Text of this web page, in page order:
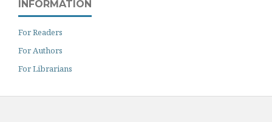
INFORMATION
For Readers
For Authors
For Librarians